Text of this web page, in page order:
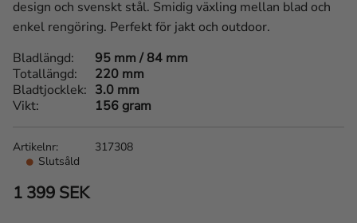
design och svenskt stål. Smidig växling mellan blad och
enkel rengöring. Perfekt för jakt och outdoor.
1 399 SEK
Slutsåld
Artikelnr 317308
Bladlängd
95 mm / 84 mm
Totallängd
220 mm
Bladtjocklek
3.0 mm
Vikt
156 gram